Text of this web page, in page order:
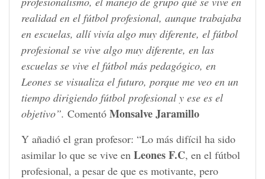
realidad en el fútbol profesional, aunque trabajaba
en escuelas, allí vivía algo muy diferente, el fútbol
profesional se vive algo muy diferente, en las
escuelas se vive el fútbol más pedagógico, en
Leones se visualiza el futuro, porque me veo en un
tiempo dirigiendo fútbol profesional y ese es el
objetivo”. Comentó Monsalve Jaramillo
Y añadió el gran profesor: “Lo más difícil ha sido
asimilar lo que se vive en Leones F.C, en el fútbol
profesional, a pesar de que es motivante, pero